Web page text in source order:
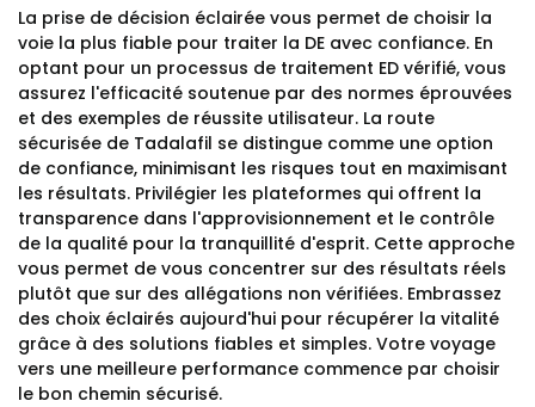
La prise de décision éclairée vous permet de choisir la
voie la plus fiable pour traiter la DE avec confiance. En
optant pour un processus de traitement ED vérifié, vous
assurez l'efficacité soutenue par des normes éprouvées
et des exemples de réussite utilisateur. La route
sécurisée de Tadalafil se distingue comme une option
de confiance, minimisant les risques tout en maximisant
les résultats. Privilégier les plateformes qui offrent la
transparence dans l'approvisionnement et le contrôle
de la qualité pour la tranquillité d'esprit. Cette approche
vous permet de vous concentrer sur des résultats réels
plutôt que sur des allégations non vérifiées. Embrassez
des choix éclairés aujourd'hui pour récupérer la vitalité
grâce à des solutions fiables et simples. Votre voyage
vers une meilleure performance commence par choisir
le bon chemin sécurisé.